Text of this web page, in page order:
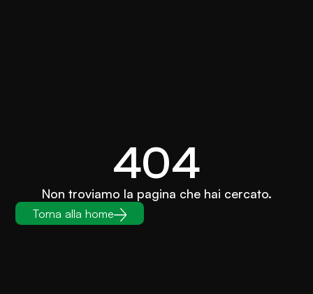
404
Non troviamo la pagina che hai cercato.
Torna alla home